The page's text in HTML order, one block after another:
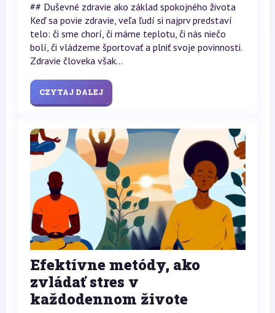
## Duševné zdravie ako základ spokojného života
Keď sa povie zdravie, veľa ľudí si najprv predstaví
telo: či sme chorí, či máme teplotu, či nás niečo
bolí, či vládzeme športovať a plniť svoje povinnosti.
Zdravie človeka však...
CZYTAJ DALEJ
Efektívne metódy, ako
zvládať stres v
každodennom živote